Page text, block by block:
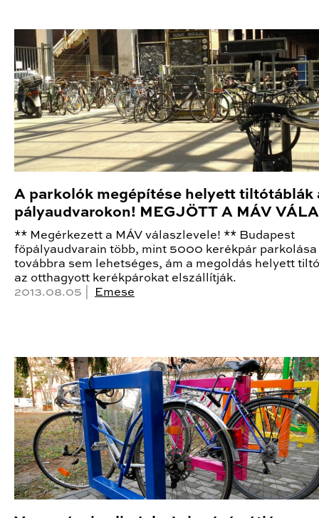
A parkolók megépítése helyett tiltótáblák
pályaudvarokon! MEGJÖTT A MÁV
** Megérkezett a MÁV válaszlevele! ** Budapest
főpályaudvarain több, mint 5000 kerékpár parkolása
továbbra sem lehetséges, ám a megoldás helyett
az otthagyott kerékpárokat elszállítják.
2013.08.05 |
Emese